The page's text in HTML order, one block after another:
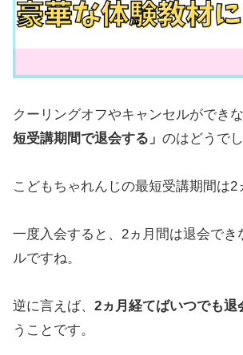
クーリングオフやキャンセルができな
短受講期間で退会する」 のはどうで
こどもちゃれんじの最短受講期間は2
一度入会すると、2ヵ月間は退会でき
ルですね。
逆に言えば、 2ヵ月経てばいつでも退
うことです。